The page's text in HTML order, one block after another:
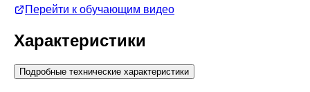
Перейти к обучающим видео
Характеристики
Подробные технические характеристики